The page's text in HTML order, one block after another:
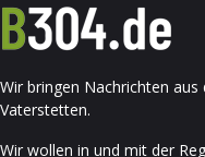
Wir bringen Nachrichten aus
Vaterstetten.
Wir wollen in und mit der